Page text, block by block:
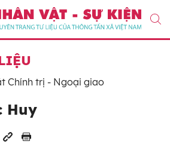
Chính trị - Ngoại giao
Huy